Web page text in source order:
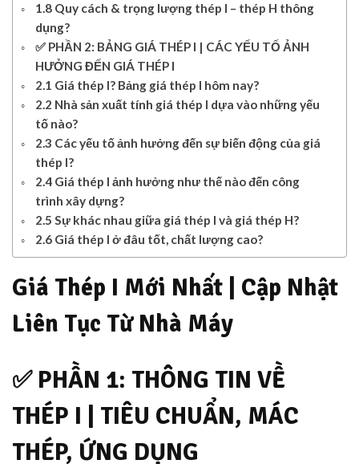
1.8 Quy cách & trọng lượng thép I – thép H thông
dụng?
✅ PHẦN 2: BẢNG GIÁ THÉP I | CÁC YẾU TỐ ẢNH
HƯỞNG ĐẾN GIÁ THÉP I
2.1 Giá thép I? Bảng giá thép I hôm nay?
2.2 Nhà sản xuất tính giá thép I dựa vào những yếu
tố nào?
2.3 Các yếu tố ảnh hưởng đến sự biến động của giá
thép I?
2.4 Giá thép I ảnh hưởng như thế nào đến công
trình xây dựng?
2.5 Sự khác nhau giữa giá thép I và giá thép H?
2.6 Giá thép I ở đâu tốt, chất lượng cao?
Giá Thép I Mới Nhất | Cập Nhật
Liên Tục Từ Nhà Máy
✅ PHẦN 1: THÔNG TIN VỀ
THÉP I | TIÊU CHUẨN, MÁC
THÉP, ỨNG DỤNG